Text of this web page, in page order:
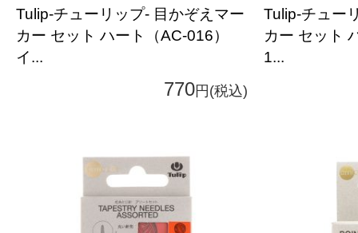
Tulip-チューリップ- 目かぞえマー
カー セット ハート（AC-016）
イ...
770円(税込)
Tulip-チュー
カー セット
1...